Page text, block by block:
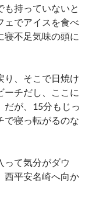
も持っていないと
ェでアイスを食べ
寝不足気味の頭に
り、そこで日焼け
ーチだし、ここに
だが、15分もじっ
で寝っ転がるのな
って気分がダウ
西平安名崎へ向か